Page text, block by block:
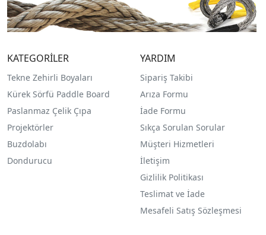
KATEGORİLER
Tekne Zehirli Boyaları
Kürek Sörfü Paddle Board
Paslanmaz Çelik Çıpa
Projektörler
Buzdolabı
Dondurucu
YARDIM
Sipariş Takibi
Arıza Formu
İade Formu
Sıkça Sorulan Sorular
Müşteri Hizmetleri
İletişim
Gizlilik Politikası
Teslimat ve İade
Mesafeli Satış Sözleşmesi